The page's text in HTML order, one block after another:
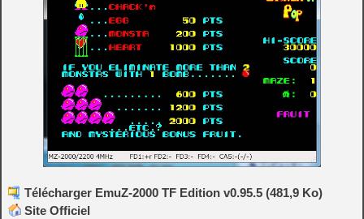
Télécharger EmuZ-2000 TF Edition v0.95.5 (481,9 Ko)
Site Officiel